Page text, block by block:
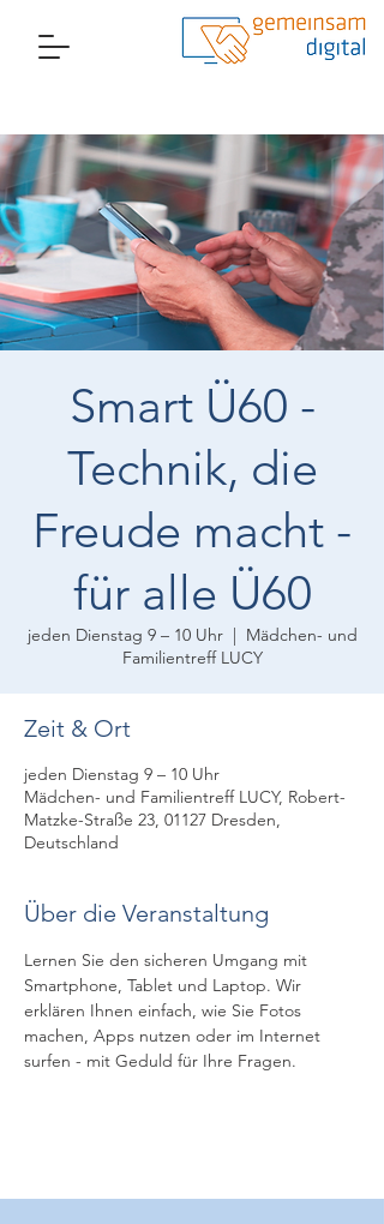
Smart Ü60 -
Technik, die
Freude macht -
für alle Ü60
jeden Dienstag 9 – 10 Uhr
  |
Mädchen- und
Familientreff LUCY
Zeit & Ort
jeden Dienstag 9 – 10 Uhr
Mädchen- und Familientreff LUCY, Robert-
Matzke-Straße 23, 01127 Dresden,
Deutschland
Über die Veranstaltung
Lernen Sie den sicheren Umgang mit
Smartphone, Tablet und Laptop. Wir
erklären Ihnen einfach, wie Sie Fotos
machen, Apps nutzen oder im Internet
surfen - mit Geduld für Ihre Fragen.